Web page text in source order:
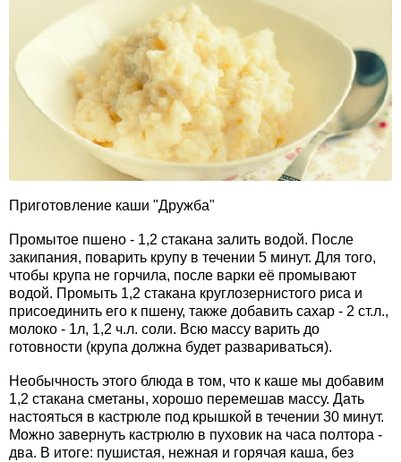
Приготовление каши "Дружба"
Промытое пшено - 1,2 стакана залить водой. После
закипания, поварить крупу в течении 5 минут. Для того,
чтобы крупа не горчила, после варки её промывают
водой. Промыть 1,2 стакана круглозернистого риса и
присоединить его к пшену, также добавить сахар - 2 ст.л.,
молоко - 1л, 1,2 ч.л. соли. Всю массу варить до
готовности (крупа должна будет развариваться).
Необычность этого блюда в том, что к каше мы добавим
1,2 стакана сметаны, хорошо перемешав массу. Дать
настояться в кастрюле под крышкой в течении 30 минут.
Можно завернуть кастрюлю в пуховик на часа полтора -
два. В итоге: пушистая, нежная и горячая каша, без